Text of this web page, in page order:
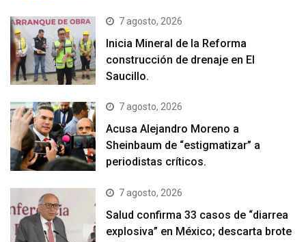
7 agosto, 2026
Inicia Mineral de la Reforma
construcción de drenaje en El
Saucillo.
7 agosto, 2026
Acusa Alejandro Moreno a
Sheinbaum de “estigmatizar” a
periodistas críticos.
7 agosto, 2026
Salud confirma 33 casos de “diarrea
explosiva” en México; descarta brote